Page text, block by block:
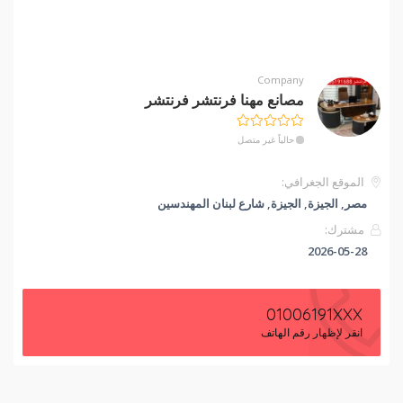
Company
مصانع مهنا فرنتشر فرنتشر
حالياً غير متصل
الموقع الجغرافي:
مصر, الجيزة, الجيزة, شارع لبنان المهندسين
مشترك:
2026-05-28
01006191XXX
انقر لإظهار رقم الهاتف